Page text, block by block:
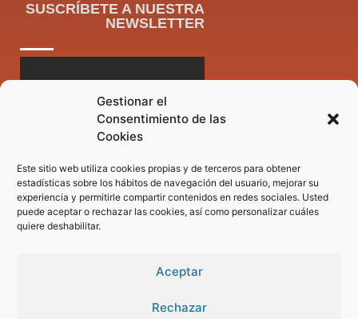
Gestionar el
Consentimiento de las
Cookies
Este sitio web utiliza cookies propias y de terceros para obtener
estadísticas sobre los hábitos de navegación del usuario, mejorar su
experiencia y permitirle compartir contenidos en redes sociales. Usted
puede aceptar o rechazar las cookies, así como personalizar cuáles
quiere deshabilitar.
Aceptar
Rechazar
SUSCRÍBETE A NUESTRA
NEWSLETTER